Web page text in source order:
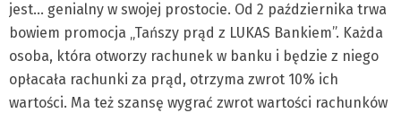
jest… genialny w swojej prostocie. Od 2 października trwa
bowiem promocja „Tańszy prąd z LUKAS Bankiem”. Każda
osoba, która otworzy rachunek w banku i będzie z niego
opłacała rachunki za prąd, otrzyma zwrot 10% ich
wartości. Ma też szansę wygrać zwrot wartości rachunków